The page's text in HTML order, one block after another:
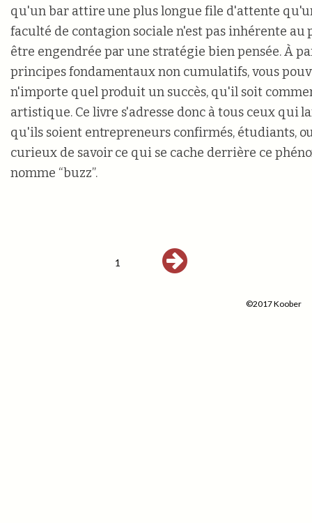
qu'un bar attire une plus longue file d'attente
faculté de contagion sociale n'est pas inhérente
être engendrée par une stratégie bien pensée. À
principes fondamentaux non cumulatifs, vous
n'importe quel produit un succès, qu'il soit
artistique. Ce livre s'adresse donc à tous ceux qui
qu'ils soient entrepreneurs confirmés, étudiants,
curieux de savoir ce qui se cache derrière ce
nomme “buzz”.
1
©2017 Koober